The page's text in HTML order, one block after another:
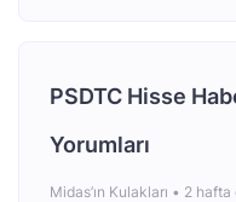
PSDTC Hisse
Yorumları
Midas’ın Kulakları • 2 hafta